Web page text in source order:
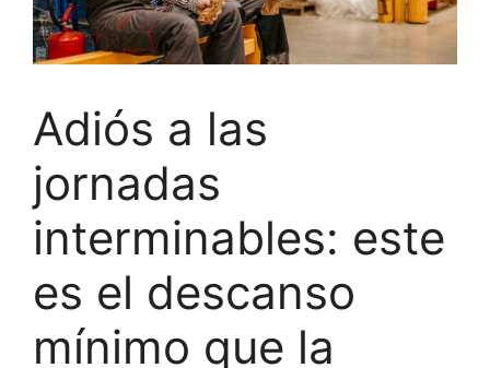
Adiós a las
jornadas
interminables: este
es el descanso
mínimo que la